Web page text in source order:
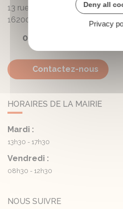
13 rue de la Mairie - Lautrait
16200
05 45 81 05 41
Contactez-nous
HORAIRES DE LA MAIRIE
Mardi :
13h30 - 17h30
Vendredi :
08h30 - 12h30
NOUS SUIVRE
Deny all
Privacy